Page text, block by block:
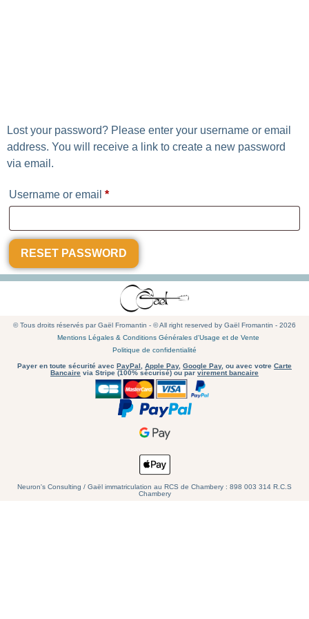
Lost your password? Please enter your username or email
address. You will receive a link to create a new password
via email.
Username or email *
RESET PASSWORD
© Tous droits réservés par Gaël Fromantin - © All right reserved by Gaël Fromantin - 2026
Mentions Légales & Conditions Générales d'Usage et de Vente
Politique de confidentialité
Payer en toute sécurité avec PayPal , Apple Pay, Google Pay, ou avec votre Carte
Bancaire via Stripe (100% sécurisé) ou par virement bancaire
Neuron's Consulting / Gaël immatriculation au RCS de Chambery : 898 003 314 R.C.S
Chambery